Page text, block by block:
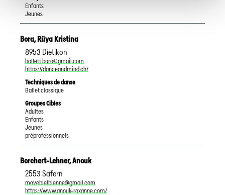
Enfants
Jeunes
Bora,Rüya Kristina
8953 Dietikon
ballett.bora@gmail.com
https://danceandmind.ch/
Techniques de danse
Ballet classique
Groupes Cibles
Adultes
Enfants
Jeunes
préprofessionnels
Borchert-Lehner,Anouk
2553 Safern
movebielbienne@gmail.com
https://www.anouk-roxanne.com/